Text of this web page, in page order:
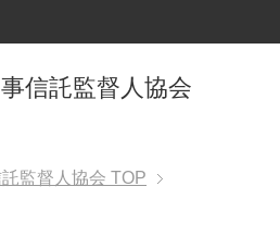
信託監督人協会
監督人協会 TOP